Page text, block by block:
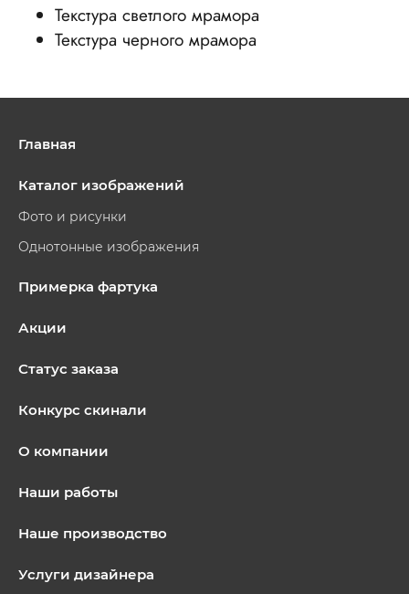
Текстура светлого мрамора
Текстура черного мрамора
Главная
Каталог изображений
Фото и рисунки
Однотонные изображения
Примерка фартука
Акции
Статус заказа
Конкурс скинали
О компании
Наши работы
Наше производство
Услуги дизайнера